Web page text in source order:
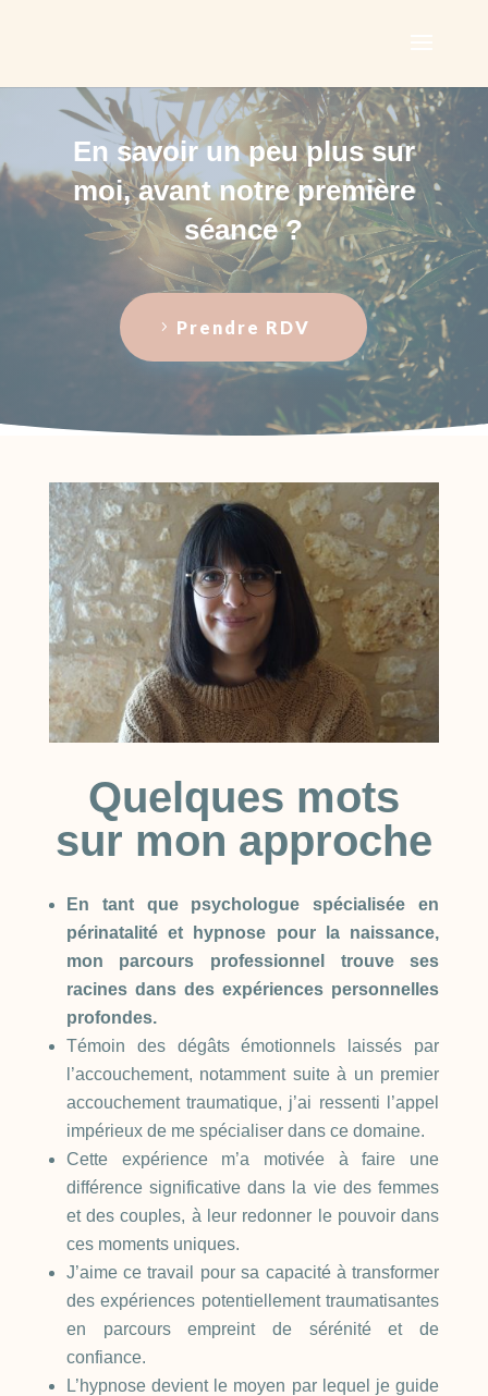
En savoir un peu plus sur
moi, avant notre première
séance ?
Prendre RDV
Quelques mots
sur mon approche
En tant que psychologue spécialisée en
périnatalité et hypnose pour la naissance,
mon parcours professionnel trouve ses
racines dans des expériences personnelles
profondes.
Témoin des dégâts émotionnels laissés par
l’accouchement, notamment suite à un premier
accouchement traumatique, j’ai ressenti l’appel
impérieux de me spécialiser dans ce domaine.
Cette expérience m’a motivée à faire une
différence significative dans la vie des femmes
et des couples, à leur redonner le pouvoir dans
ces moments uniques.
J’aime ce travail pour sa capacité à transformer
des expériences potentiellement traumatisantes
en parcours empreint de sérénité et de
confiance.
L’hypnose devient le moyen par lequel je guide